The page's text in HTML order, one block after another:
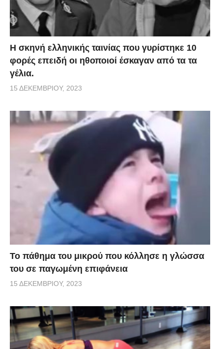
H σκηνή ελληνικής ταινίας που γυρίστηκε 10
φορές επειδή οι ηθοποιοί έσκαγαν από τα τα
γέλια.
15 ΔΕΚΕΜΒΡΊΟΥ, 2023
Το πάθημα του μικρού που κόλλησε η γλώσσα
του σε παγωμένη επιφάνεια
15 ΔΕΚΕΜΒΡΊΟΥ, 2023